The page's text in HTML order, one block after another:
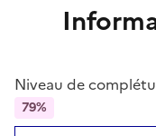
Niveau de
79%